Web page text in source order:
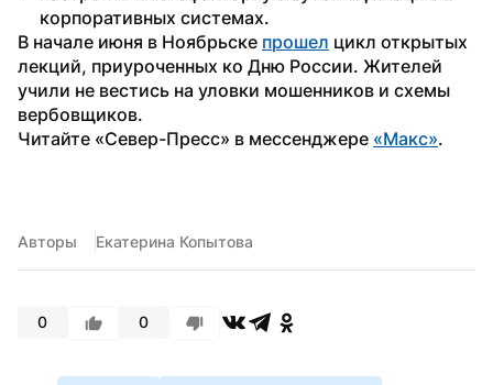
корпоративных системах.
В начале июня в Ноябрьске прошел цикл открытых
лекций, приуроченных ко Дню России. Жителей
учили не вестись на уловки мошенников и схемы
вербовщиков.
Читайте «Север-Пресс» в мессенджере «Макс».
Авторы Екатерина Копытова
0 0